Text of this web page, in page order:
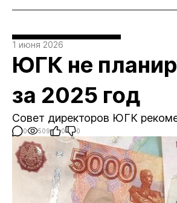
1 июня 2026
ЮГК не
за 2025 год
Совет директоров ЮГК
0 509 0 0